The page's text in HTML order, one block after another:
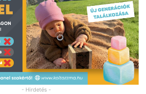
- Hirdetés -